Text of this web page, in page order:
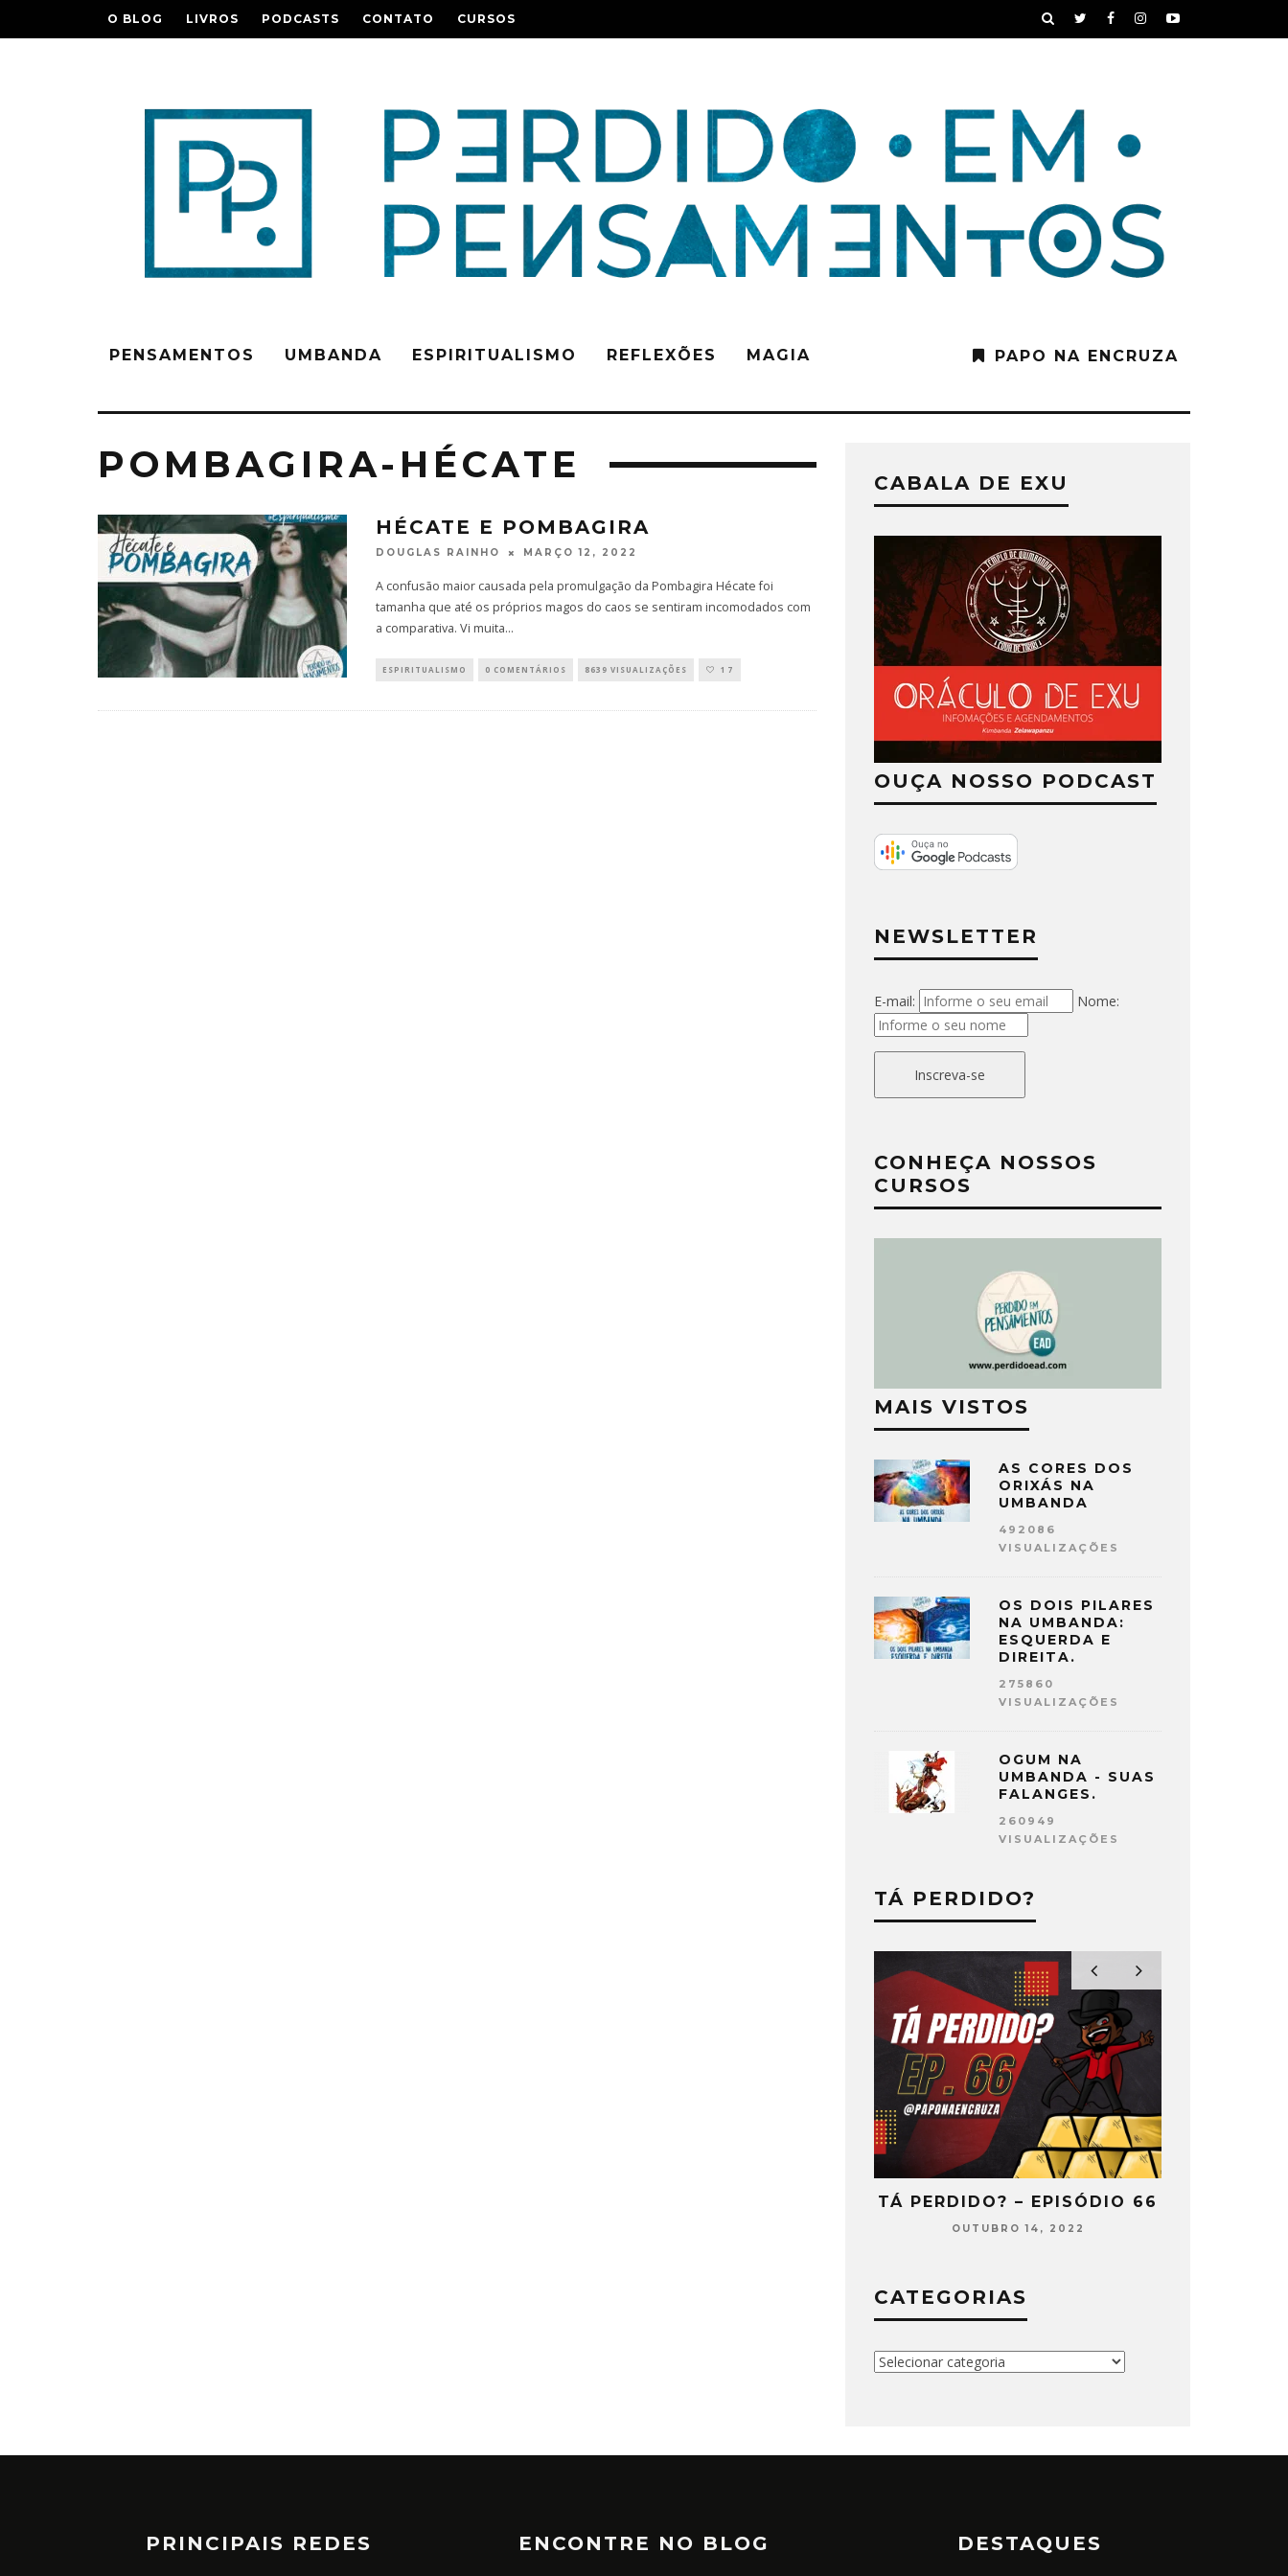
O BLOG LIVROS PODCASTS CONTATO CURSOS
PENSAMENTOS UMBANDA ESPIRITUALISMO REFLEXÕES MAGIA PAPO NA ENCRUZA
POMBAGIRA-HÉCATE
HÉCATE E POMBAGIRA
DOUGLAS RAINHO MARÇO 12, 2022
A confusão maior causada pela promulgação da Pombagira Hécate foi
tamanha que até os próprios magos do caos se sentiram incomodados com
a comparativa. Vi muita...
ESPIRITUALISMO 0 COMENTÁRIOS 8639 VISUALIZAÇÕES 17
CABALA DE EXU
OUÇA NOSSO PODCAST
NEWSLETTER
E-mail: Nome:
Inscreva-se
CONHEÇA NOSSOS
CURSOS
MAIS VISTOS
AS CORES DOS
ORIXÁS NA
UMBANDA
492086
VISUALIZAÇÕES
OS DOIS PILARES
NA UMBANDA:
ESQUERDA E
DIREITA.
275860
VISUALIZAÇÕES
OGUM NA
UMBANDA - SUAS
FALANGES.
260949
VISUALIZAÇÕES
TÁ PERDIDO?
TÁ PERDIDO? – EPISÓDIO 66
OUTUBRO 14, 2022
CATEGORIAS
Categorias
PRINCIPAIS REDES ENCONTRE NO BLOG DESTAQUES